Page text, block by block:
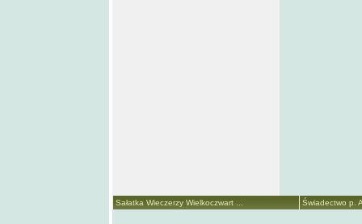
Sałatka Wieczerzy Wielkoczwart ... Świadectwo p.